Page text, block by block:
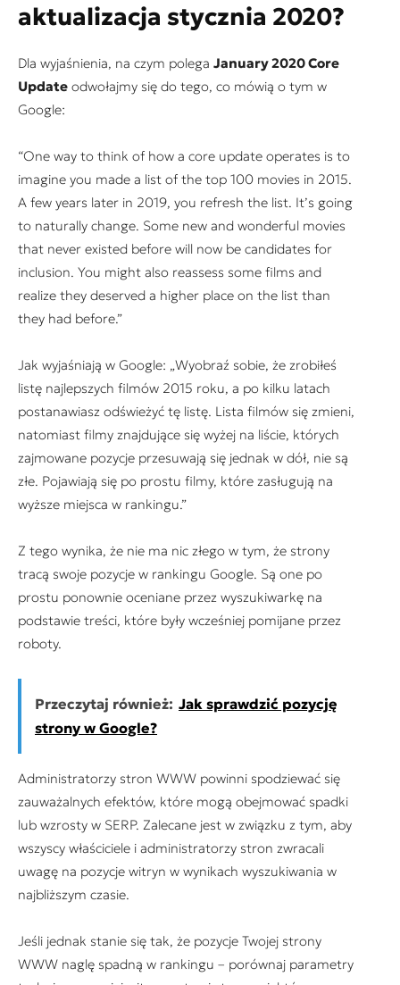
aktualizacja stycznia 2020?
Dla wyjaśnienia, na czym polega January 2020 Core
Update odwołajmy się do tego, co mówią o tym w
Google:
“One way to think of how a core update operates is to
imagine you made a list of the top 100 movies in 2015.
A few years later in 2019, you refresh the list. It’s going
to naturally change. Some new and wonderful movies
that never existed before will now be candidates for
inclusion. You might also reassess some films and
realize they deserved a higher place on the list than
they had before.”
Jak wyjaśniają w Google: „Wyobraź sobie, że zrobiłeś
listę najlepszych filmów 2015 roku, a po kilku latach
postanawiasz odświeżyć tę listę. Lista filmów się zmieni,
natomiast filmy znajdujące się wyżej na liście, których
zajmowane pozycje przesuwają się jednak w dół, nie są
złe. Pojawiają się po prostu filmy, które zasługują na
wyższe miejsca w rankingu.”
Z tego wynika, że nie ma nic złego w tym, że strony
tracą swoje pozycje w rankingu Google. Są one po
prostu ponownie oceniane przez wyszukiwarkę na
podstawie treści, które były wcześniej pomijane przez
roboty.
Przeczytaj również: Jak sprawdzić pozycję
strony w Google?
Administratorzy stron WWW powinni spodziewać się
zauważalnych efektów, które mogą obejmować spadki
lub wzrosty w SERP. Zalecane jest w związku z tym, aby
wszyscy właściciele i administratorzy stron zwracali
uwagę na pozycje witryn w wynikach wyszukiwania w
najbliższym czasie.
Jeśli jednak stanie się tak, że pozycje Twojej strony
WWW naglę spadną w rankingu – porównaj parametry